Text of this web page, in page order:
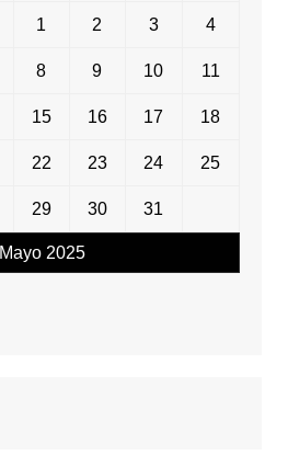
Mayo 2025
1 2 3 4
8 9 10 11
15 16 17 18
22 23 24 25
29 30 31